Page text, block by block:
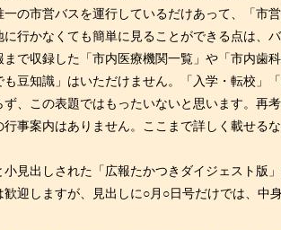
の市営バスを運行しているだけあって、「市
行かなくても簡単に見ることができる点は、
で収録した「市内医療機関一覧」や「市内歯
豆知識」はいただけません。「入学・転校」
、この表題ではもったいないと思います。再考
事案内はありません。ここまで詳しく載せる
見出しされた「広報たかつきダイジェスト版
迎しますが、見出しに○月○日号だけでは、中